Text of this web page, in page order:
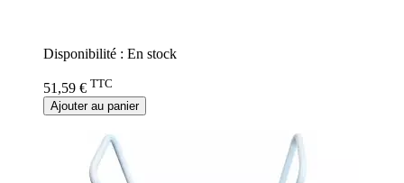
Disponibilité : En stock
51,59 € TTC
Ajouter au panier